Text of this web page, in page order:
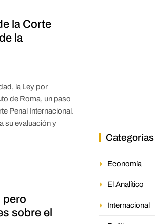
la Corte
la
la Ley por
de Roma, un paso
Penal Internacional.
su evaluación y
pero
sobre el
Categorías
Economía
El Analítico
Internacional